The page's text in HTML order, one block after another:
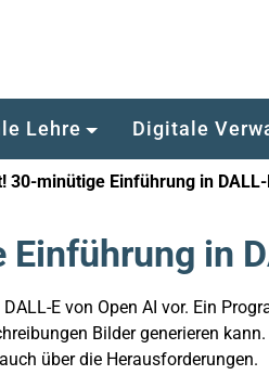
Lehre Digitale
30-minütige Einführung in DALL-
in
E von Open AI vor. Ein
Bilder generieren
über die Herausforderungen.